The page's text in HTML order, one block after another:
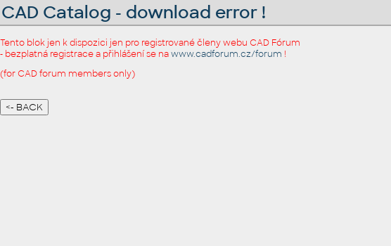
CAD Catalog - download error !
Tento blok jen k dispozici jen pro registrované členy webu CAD Fórum
- bezplatná registrace a přihlášení se nawww.cadforum.cz/forum !
(for CAD forum members only)